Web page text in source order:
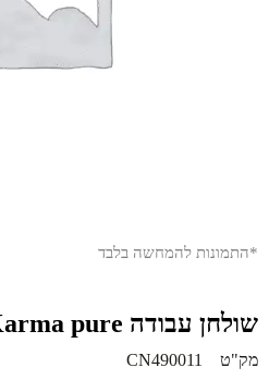
*התמונות להמחשה בלבד
שולחן עבודה Karma pure
מק"ט CN490011